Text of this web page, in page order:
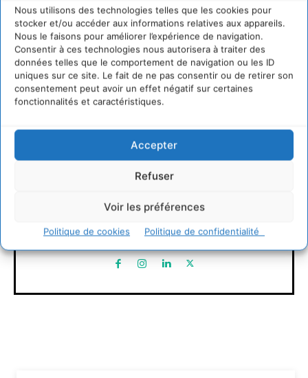
Nous utilisons des technologies telles que les cookies pour
stocker et/ou accéder aux informations relatives aux appareils.
Nous le faisons pour améliorer l’expérience de navigation.
Consentir à ces technologies nous autorisera à traiter des
données telles que le comportement de navigation ou les ID
uniques sur ce site. Le fait de ne pas consentir ou de retirer son
consentement peut avoir un effet négatif sur certaines
fonctionnalités et caractéristiques.
Accepter
Refuser
Voir les préférences
Politique de cookies Politique de confidentialité
LAISSER UN COMMENTAIRE
CONNECTER POUR LAISSER UN COMMENTAIRE
David Naulin
https://cdurable.info
Journaliste de solutions écologiques et sociales en
Occitanie.